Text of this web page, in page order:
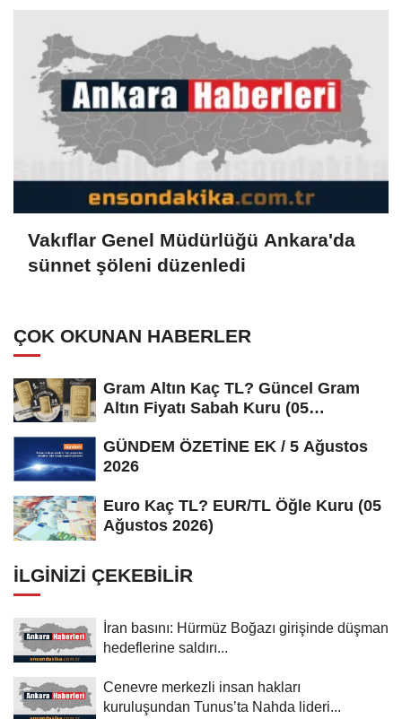
Vakıflar Genel Müdürlüğü Ankara'da
sünnet şöleni düzenledi
ÇOK OKUNAN HABERLER
Gram Altın Kaç TL? Güncel Gram
Altın Fiyatı Sabah Kuru (05
GÜNDEM ÖZETİNE EK / 5 Ağustos
2026
Euro Kaç TL? EUR/TL Öğle Kuru (05
Ağustos 2026)
İLGINIZI ÇEKEBILIR
İran basını: Hürmüz Boğazı girişinde düşman
hedeflerine saldırı...
Cenevre merkezli insan hakları
kuruluşundan Tunus’ta Nahda lideri...